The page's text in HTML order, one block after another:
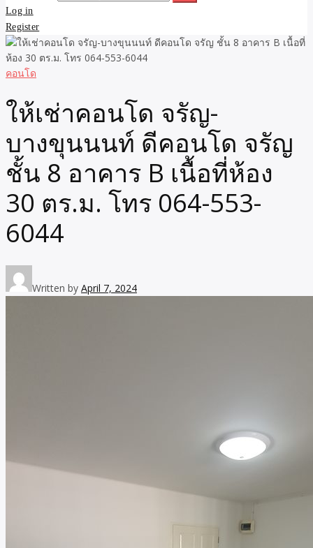
Log in
Register
คอนโด
ให้เช่าคอนโด จรัญ-
บางขุนนนท์ ดีคอนโด จรัญ
ชั้น 8 อาคาร B เนื้อที่ห้อง
30 ตร.ม. โทร 064-553-
6044
Written by April 7, 2024